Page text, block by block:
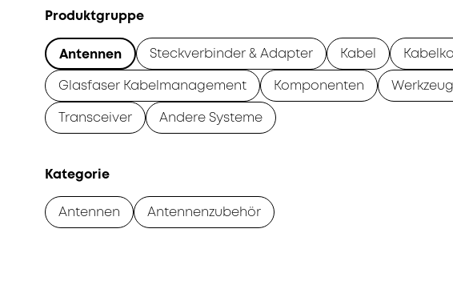
Produktgruppe
Antennen Steckverbinder & Adapter Kabel
Glasfaser Kabelmanagement
Komponenten
Transceiver
Andere Systeme
Kategorie
Antennen Antennenzubehör